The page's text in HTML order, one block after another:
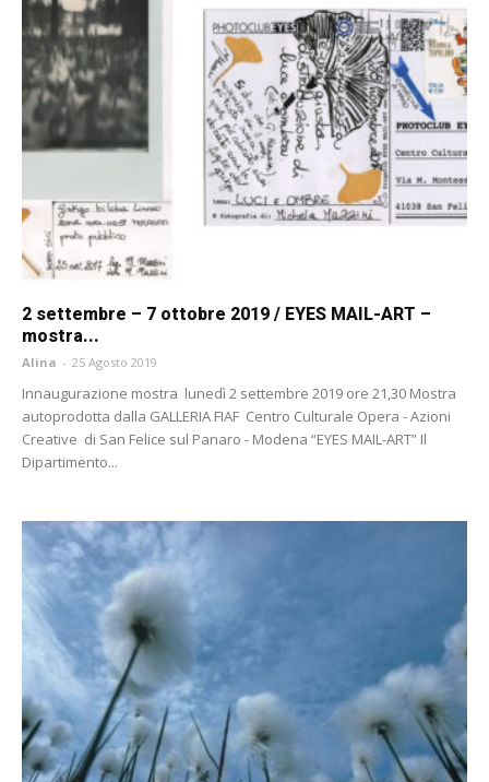
2 settembre – 7 ottobre 2019 / EYES MAIL-ART –
mostra...
Alina - 25 Agosto 2019
Innaugurazione mostra lunedì 2 settembre 2019 ore 21,30 Mostra
autoprodotta dalla GALLERIA FIAF Centro Culturale Opera - Azioni
Creative di San Felice sul Panaro - Modena “EYES MAIL-ART” Il
Dipartimento...